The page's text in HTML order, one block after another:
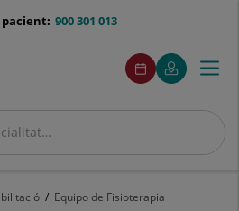
900 301 013
menuAcceso
Demaneu
cita
Aquest
enllaç
s'obrirà
una
El
meu
Aquest
enllaç
s'obrirà
una
finestra
Menú
Equipo de Fisioterapia